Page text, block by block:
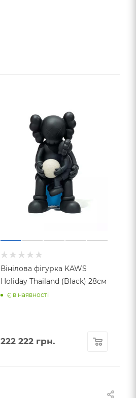
Вінілова фігурка KAWS
Holiday Thailand (Black) 28см
Є в наявності
222 222 грн.